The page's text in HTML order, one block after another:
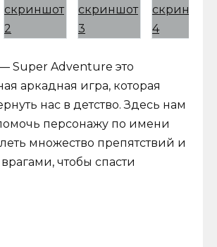
Super Adventure это
аркадная игра, которая
нас в детство. Здесь нам
персонажу по имени
множество препятствий и
чтобы спасти